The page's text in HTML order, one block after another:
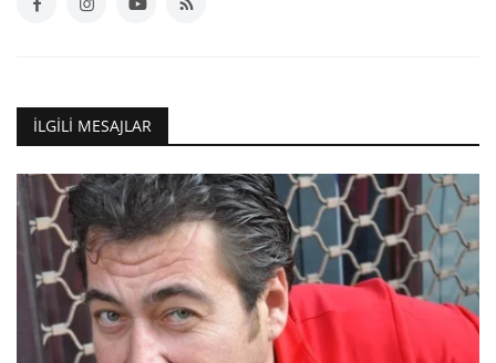
İLGILI MESAJLAR